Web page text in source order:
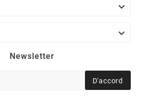


Newsletter
D'accord